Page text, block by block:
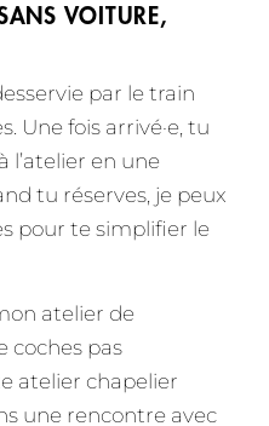
VOITURE,
par le train
Une fois arrivé·e, tu
l’atelier en une
tu réserves, je peux
pour te simplifier le
atelier de
coches pas
atelier chapelier
une rencontre avec